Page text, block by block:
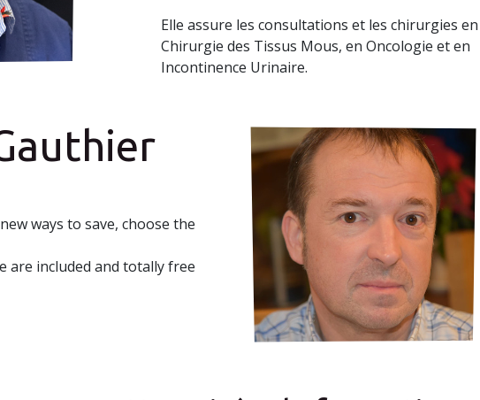
Elle assure les consultations et les chirurgies en
Chirurgie des Tissus Mous, en Oncologie et en
Incontinence Urinaire.
ways to save, choose the
are included and totally free